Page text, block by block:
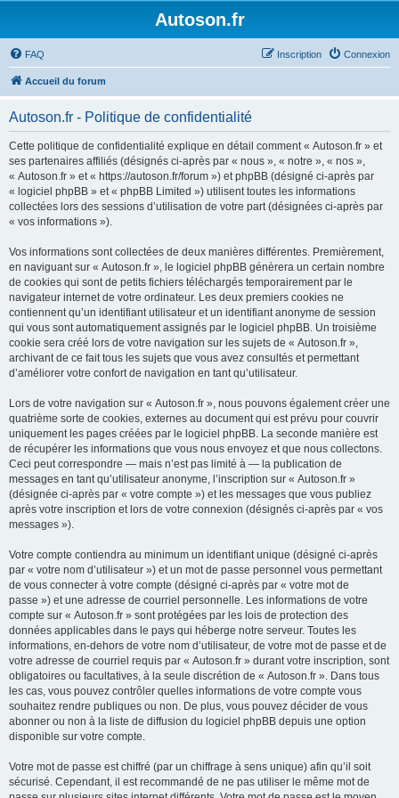
Autoson.fr
FAQ Connexion
Inscription
Accueil du forum
Autoson.fr - Politique de confidentialité
Cette politique de confidentialité explique en détail comment « Autoson.fr » et
ses partenaires affiliés (désignés ci-après par « nous », « notre », « nos »,
« Autoson.fr » et « https://autoson.fr/forum ») et phpBB (désigné ci-après par
« logiciel phpBB » et « phpBB Limited ») utilisent toutes les informations
collectées lors des sessions d’utilisation de votre part (désignées ci-après par
« vos informations »).
Vos informations sont collectées de deux manières différentes. Premièrement,
en naviguant sur « Autoson.fr », le logiciel phpBB génèrera un certain nombre
de cookies qui sont de petits fichiers téléchargés temporairement par le
navigateur internet de votre ordinateur. Les deux premiers cookies ne
contiennent qu’un identifiant utilisateur et un identifiant anonyme de session
qui vous sont automatiquement assignés par le logiciel phpBB. Un troisième
cookie sera créé lors de votre navigation sur les sujets de « Autoson.fr »,
archivant de ce fait tous les sujets que vous avez consultés et permettant
d’améliorer votre confort de navigation en tant qu’utilisateur.
Lors de votre navigation sur « Autoson.fr », nous pouvons également créer une
quatrième sorte de cookies, externes au document qui est prévu pour couvrir
uniquement les pages créées par le logiciel phpBB. La seconde manière est
de récupérer les informations que vous nous envoyez et que nous collectons.
Ceci peut correspondre — mais n’est pas limité à — la publication de
messages en tant qu’utilisateur anonyme, l’inscription sur « Autoson.fr »
(désignée ci-après par « votre compte ») et les messages que vous publiez
après votre inscription et lors de votre connexion (désignés ci-après par « vos
messages »).
Votre compte contiendra au minimum un identifiant unique (désigné ci-après
par « votre nom d’utilisateur ») et un mot de passe personnel vous permettant
de vous connecter à votre compte (désigné ci-après par « votre mot de
passe ») et une adresse de courriel personnelle. Les informations de votre
compte sur « Autoson.fr » sont protégées par les lois de protection des
données applicables dans le pays qui héberge notre serveur. Toutes les
informations, en-dehors de votre nom d’utilisateur, de votre mot de passe et de
votre adresse de courriel requis par « Autoson.fr » durant votre inscription, sont
obligatoires ou facultatives, à la seule discrétion de « Autoson.fr ». Dans tous
les cas, vous pouvez contrôler quelles informations de votre compte vous
souhaitez rendre publiques ou non. De plus, vous pouvez décider de vous
abonner ou non à la liste de diffusion du logiciel phpBB depuis une option
disponible sur votre compte.
Votre mot de passe est chiffré (par un chiffrage à sens unique) afin qu’il soit
sécurisé. Cependant, il est recommandé de ne pas utiliser le même mot de